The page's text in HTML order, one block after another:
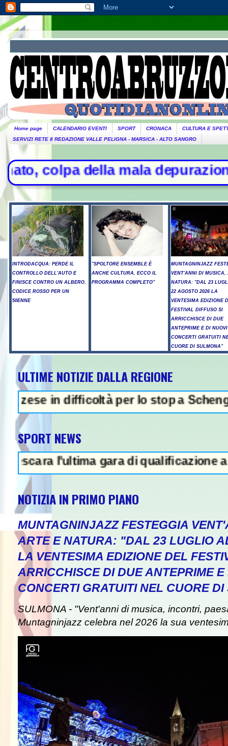
Home page CALENDARIO EVENTI SPORT CRONACA
CULTURA E
SERVIZI RETE 8 REDAZIONE VALLE PELIGNA - MARSICA - ALTO SANGRO
mala depurazione -
INTRODACQUA: PERDE IL
CONTROLLO DELL'AUTO E
FINISCE CONTRO UN ALBERO.
CODICE ROSSO PER UN
50ENNE
"SPOLTORE ENSEMBLE È
ANCHE CULTURA, ECCO IL
PROGRAMMA COMPLETO"
MUNTAGNINJAZZ
VENT'ANNI DI MUSICA,
NATURA: "DAL 23
22 AGOSTO 2026 LA
VENTESIMA EDIZIONE
FESTIVAL DIFFUSO SI
ARRICCHISCE DI DUE
ANTEPRIME E DI NUOVI
CONCERTI GRATUITI
CUORE DI SULMONA"
ULTIME NOTIZIE DALLA REGIONE
difficoltà per lo stop a Schengen-
SPORT NEWS
l'ultima gara di qualificazione a Euro
NOTIZIA IN PRIMO PIANO
MUNTAGNINJAZZ FESTEGGIA
ARTE E NATURA: "DAL 23 LUGLIO
LA VENTESIMA EDIZIONE DEL
ARRICCHISCE DI DUE ANTEPRIME E
CONCERTI GRATUITI NEL CUORE
SULMONA - "Vent'anni di musica, incontri,
Muntagninjazz celebra nel 2026 la sua
IN EVIDENZA - Attentato a